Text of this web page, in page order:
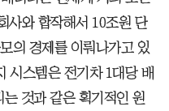
사와 합작해서 10조원 단
의 경제를 이뤄나가고 있
시스템은 전기차 1대당 배
것과 같은 획기적인 원